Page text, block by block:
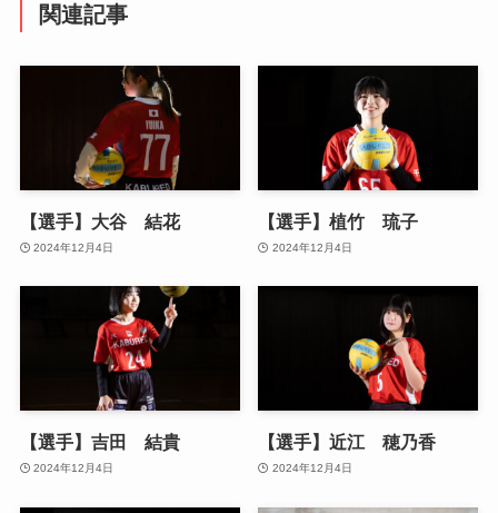
関連記事
【選手】大谷 結花
2024年12月4日
【選手】植竹 琉子
2024年12月4日
【選手】吉田 結貴
2024年12月4日
【選手】近江 穂乃香
2024年12月4日